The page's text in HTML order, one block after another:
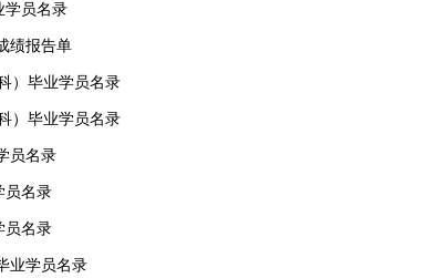
学员名录
绩报告单
）毕业学员名录
）毕业学员名录
员名录
员名录
员名录
业学员名录